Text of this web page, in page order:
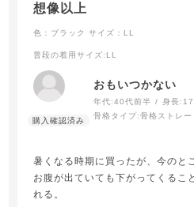
想像以上
色：ブラック サイズ：LL
普段の着用サイズ:LL
おもいつかない
年代:40代前半 身長:
骨格タイプ:骨格ストレー
暑くなる時期に買ったが、今のと
お腹が出ていても下がってくるこ
れる。